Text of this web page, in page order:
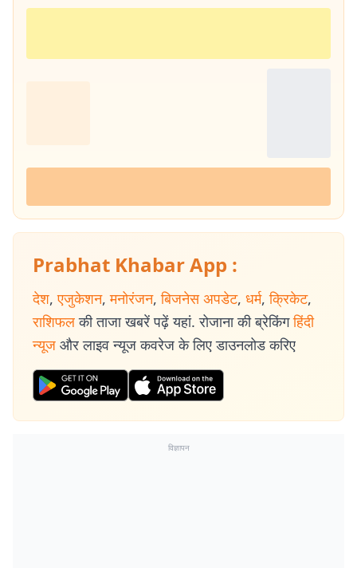
Prabhat Khabar App :
देश, एजुकेशन, मनोरंजन, बिजनेस अपडेट, धर्म, क्रिकेट,
राशिफल की ताजा खबरें पढ़ें यहां. रोजाना की ब्रेकिंग हिंदी
न्यूज और लाइव न्यूज कवरेज के लिए डाउनलोड करिए
विज्ञापन